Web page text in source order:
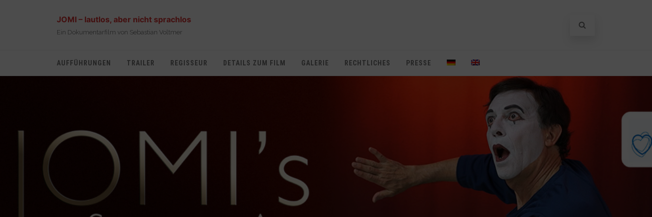
JOMI – lautlos, aber nicht sprachlos
Ein Dokumentarfilm von Sebastian Voltmer
AUFFÜHRUNGEN TRAILER REGISSEUR DETAILS ZUM FILM GALERIE RECHTLICHES PRESSE